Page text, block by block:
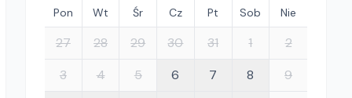
Pon Wt Śr Cz Pt Sob Nie
27 28 29 30 31 1
2
3
4 5 6 7 8
9